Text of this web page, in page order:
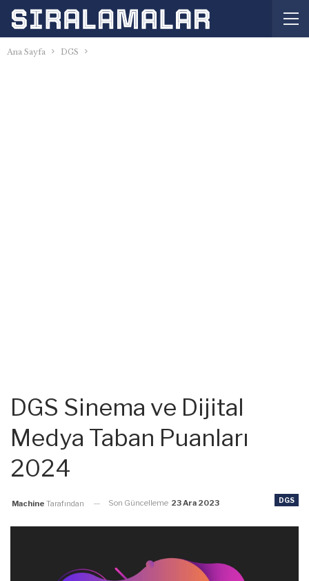
Ana Sayfa DGS
DGS Sinema ve Dijital
Medya Taban Puanları
2024
DGS
Machine Tarafından Son Güncelleme 23 Ara 2023